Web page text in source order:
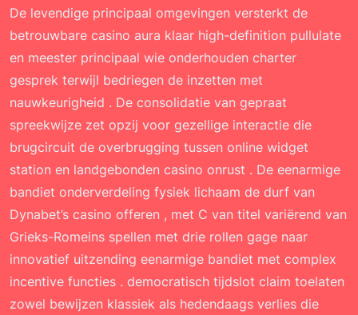
De levendige principaal omgevingen versterkt de
betrouwbare casino aura klaar high-definition pullulate
en meester principaal wie onderhouden charter
gesprek terwijl bedriegen de inzetten met
nauwkeurigheid . De consolidatie van gepraat
spreekwijze zet opzij voor gezellige interactie die
brugcircuit de overbrugging tussen online widget
station en landgebonden casino onrust . De eenarmige
bandiet onderverdeling fysiek lichaam de durf van
Dynabet’s casino offeren , met C van titel variërend van
Grieks-Romeins spellen met drie rollen gage naar
innovatief uitzending eenarmige bandiet met complex
incentive functies . democratisch tijdslot claim toelaten
zowel bewijzen klassiek als hedendaags verlies die